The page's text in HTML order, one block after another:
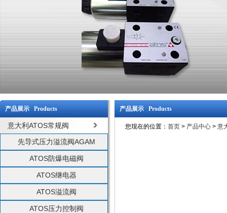
产品展示 Products
意大利ATOS常规阀
先导式压力溢流阀AGAM
ATOS防爆电磁阀
ATOS继电器
ATOS溢流阀
ATOS压力控制阀
产品展示 Products
您现在的位置： 首页 > 产品中心 > 意